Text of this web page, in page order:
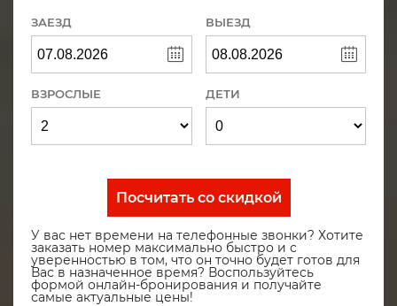
ЗАЕЗД ВЫЕЗД
ВЗРОСЛЫЕ ДЕТИ
Посчитать со скидкой
У вас нет времени на телефонные звонки? Хотите
заказать номер максимально быстро и с
уверенностью в том, что он точно будет готов для
Вас в назначенное время? Воспользуйтесь
формой онлайн-бронирования и получайте
самые актуальные цены!